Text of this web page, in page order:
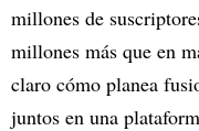
millones de
millones más que en
claro cómo planea
juntos en una